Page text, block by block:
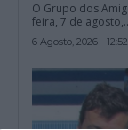
O Grupo dos
feira, 7 de
6 Agosto, 2026 - 12:52